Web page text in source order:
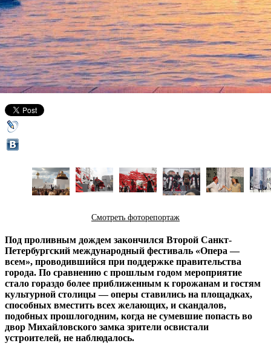
Православие, самодержавие,
опера – торжество над
стихией
23 июля 2013,23:12 Версия для печати
Смотреть фоторепортаж
Под проливным дождем закончился Второй Санкт-
Петербургский международный фестиваль «Опера —
всем», проводившийся при поддержке правительства
города. По сравнению с прошлым годом мероприятие
стало гораздо более приближенным к горожанам и гостям
культурной столицы — оперы ставились на площадках,
способных вместить всех желающих, и скандалов,
подобных прошлогодним, когда не сумевшие попасть во
двор Михайловского замка зрители освистали
устроителей, не наблюдалось.